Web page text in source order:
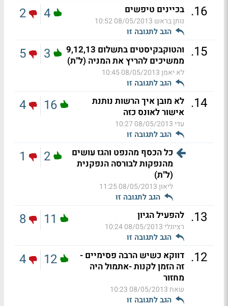
16
. בכיינים טיפשים
נותן בראש 08/05/2013 10:52
הגב לתגובה זו
4
2
15
.
והטוקבקיסטים בתשלום 9,12,13
ממשיכים להריץ את המניה (ל"ת)
לא יאמן08/05/2013 10:45
הגב לתגובה זו
3
5
14
. לא מובן איך הרשות נותנת
אישור לאונס כזה
עדי08/05/2013 10:27
הגב לתגובה זו
16
4
כל הכסף מהנפט והגז עושים
מהנפקות לבורסה הנפקנית
(ל"ת)
ליאון08/05/2013 11:25
הגב לתגובה זו
2
1
13
. להפעיל הגיון
רציונלי08/05/2013 10:24
הגב לתגובה זו
11
8
12
. דווקא כשיש הרבה פסימיים -
זה הזמן לקנות -אתמול היה
מחזור
שאח 08/05/2013 10:23
הגב לתגובה זו
12
4